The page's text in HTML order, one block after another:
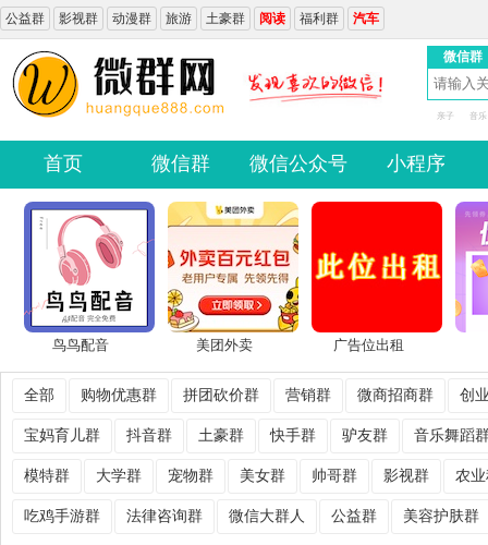
公益群 影视群 动漫群 旅游 土豪群 阅读 福利群 汽车
微信群
亲子 音乐
首页 微信群 微信公众号 小程序
鸟鸟配音 美团外卖 广告位出租
全部 购物优惠群 拼团砍价群 营销群 微商招商群 创
宝妈育儿群 抖音群 土豪群 快手群 驴友群 音乐舞蹈
模特群 大学群 宠物群 美女群 帅哥群 影视群 农
吃鸡手游群 法律咨询群 微信大群人 公益群 美容护肤群